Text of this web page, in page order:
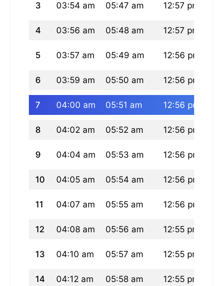
3 03:54 am 05:47 am 12:57 pm
4 03:56 am 05:48 am 12:57 pm
5 03:57 am 05:49 am 12:56 pm
6 03:59 am 05:50 am 12:56 pm
7 04:00 am 05:51 am 12:56 pm
8 04:02 am 05:52 am 12:56 pm
9 04:04 am 05:53 am 12:56 pm
10 04:05 am 05:54 am 12:56 pm
11 04:07 am 05:55 am 12:56 pm
12 04:08 am 05:56 am 12:55 pm
13 04:10 am 05:57 am 12:55 pm
14 04:12 am 05:58 am 12:55 pm